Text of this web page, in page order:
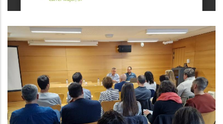
Reunió Sobre Els Plans Integrals
De Gestió Dels Sistemes De
Sanejament (PIGSS)
Altres